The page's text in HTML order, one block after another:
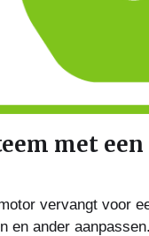
met een
vervangt voor
en ander